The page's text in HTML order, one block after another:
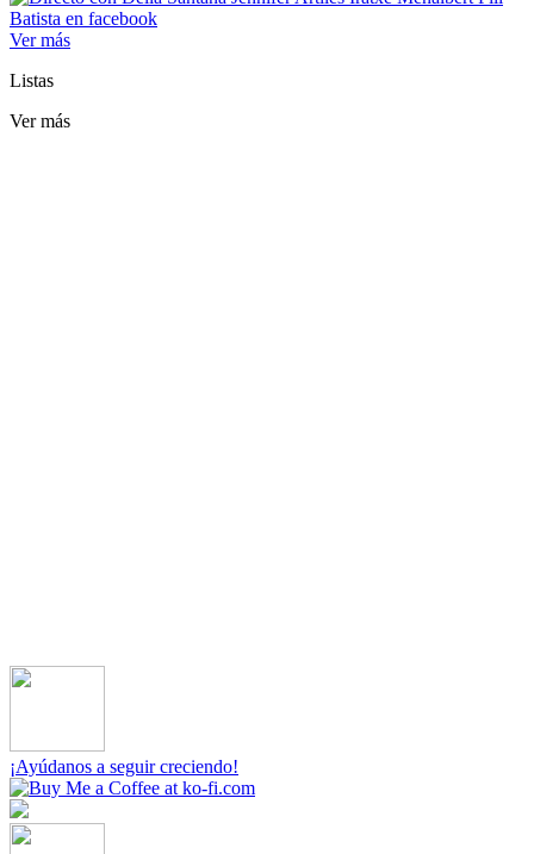
Ver más
Listas
Ver más
¡Ayúdanos a seguir creciendo!